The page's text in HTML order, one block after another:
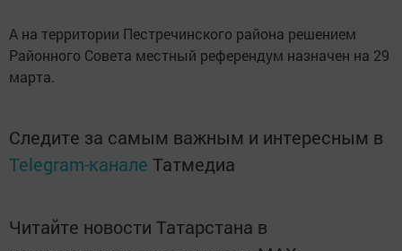
А на территории Пестречинского района решением
Районного Совета местный референдум назначен на 29
марта.
Следите за самым важным и интересным в
Telegram-канале Татмедиа
Читайте новости Татарстана в